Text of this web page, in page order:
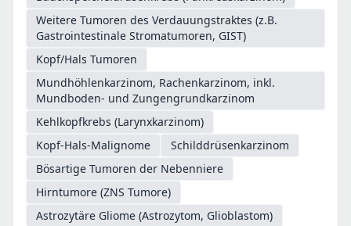
Weitere Tumoren des Verdauungstraktes (z.B.
Gastrointestinale Stromatumoren, GIST)
Kopf/Hals Tumoren
Mundhöhlenkarzinom, Rachenkarzinom, inkl.
Mundboden- und Zungengrundkarzinom
Kehlkopfkrebs (Larynxkarzinom)
Kopf-Hals-Malignome
Schilddrüsenkarzinom
Bösartige Tumoren der Nebenniere
Hirntumore (ZNS Tumore)
Astrozytäre Gliome (Astrozytom, Glioblastom)